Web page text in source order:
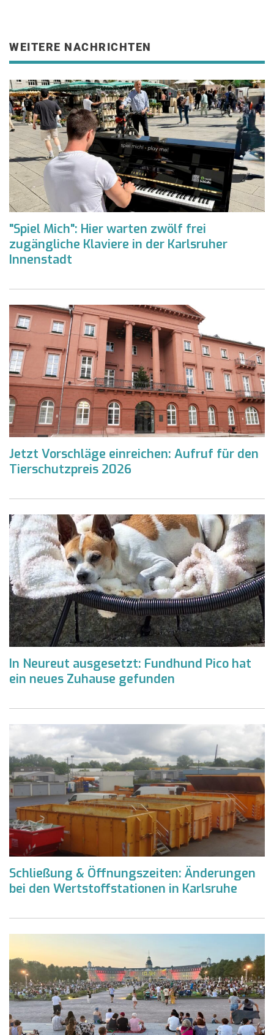
WEITERE NACHRICHTEN
"Spiel Mich": Hier warten zwölf frei
zugängliche Klaviere in der Karlsruher
Innenstadt
Jetzt Vorschläge einreichen: Aufruf für den
Tierschutzpreis 2026
In Neureut ausgesetzt: Fundhund Pico hat
ein neues Zuhause gefunden
Schließung & Öffnungszeiten: Änderungen
bei den Wertstoffstationen in Karlsruhe